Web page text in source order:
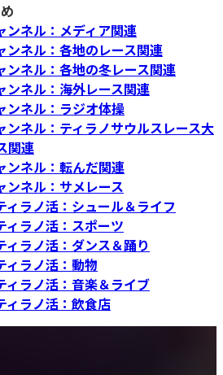
ンネル：メディア関連
ンネル：各地のレース関連
ンネル：各地の冬レース関連
ンネル：海外レース関連
ンネル：ラジオ体操
ンネル：ティラノサウルスレース大
関連
ンネル：転んだ関連
ンネル：サメレース
ィラノ活：シュール＆ライフ
ィラノ活：スポーツ
ィラノ活：ダンス＆踊り
ィラノ活：動物
ィラノ活：音楽＆ライブ
ィラノ活：飲食店